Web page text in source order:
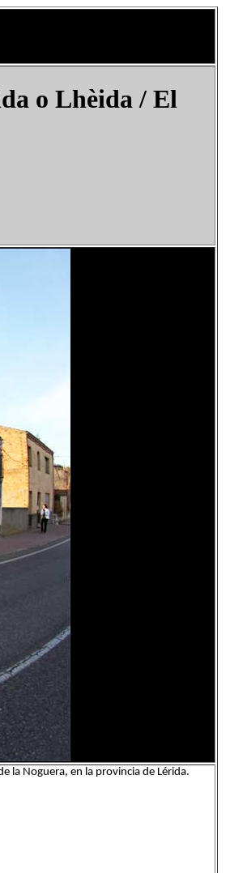
o Lhèida / El
la Noguera, en la provincia de Lérida.